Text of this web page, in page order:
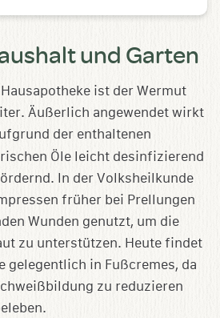
und Garten
ist der Wermut
Äußerlich angewendet wirkt
der enthaltenen
Öle leicht desinfizierend
In der Volksheilkunde
früher bei Prellungen
Wunden genutzt, um die
zu unterstützen. Heute findet
gelegentlich in Fußcremes, da
zu reduzieren